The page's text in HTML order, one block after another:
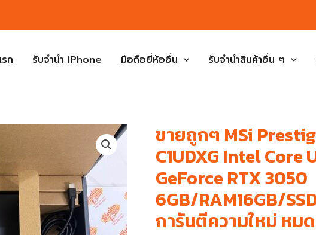
ก รับจำนำ IPhone มือถือยี่ห้ออื่น รับจำนำสินค้าอื่น ๆ
ขายถูกๆ MSi
C1UDXG Intel
GeForce RTX 3050
6GB/RAM16GB/
การันตีความใหม่ หม